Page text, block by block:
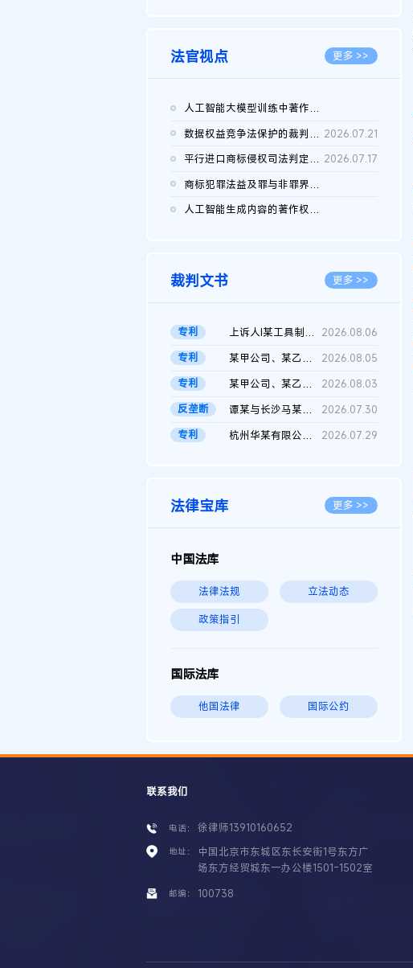
法官视点 更多 >>
人工智能大模型训练中著作权的合理使用
2026.07.28
数据权益竞争法保护的裁判路径构建 2026.07.21
平行进口商标侵权司法判定规则的困境与纾解 2026.07.17
商标犯罪法益及罪与非罪界限研究
人工智能生成内容的著作权司法认定：演进逻辑、现实困境与规则建...
裁判文书 更多 >>
专利 上诉人I某工具制品有限公司与被上诉人程某及一审被告中华人民共和...
2026.08.06
专利
某甲公司、某乙公司、某丙公司申请诉前行为保全复议裁定书
2026.08.05
专利
某甲公司、某乙公司、官某与某丙公司专利申请权权属纠纷 二审判决...
2026.08.03
反垄断
谭某与长沙马某堆农产品股份有限公司滥用市场支配地位纠纷二审裁...
2026.07.30
专利
杭州华某有限公司与菲某有限公司侵害发明专利权纠纷 2026.07.29
法律宝库 更多 >>
中国法库
法律法规 立法动态
政策指引
国际法库
他国法律 国际公约
联系我们
电话： 徐律师13910160652
地址：
中国北京市东城区东长安街1号东方广
场东方经贸城东一办公楼1501-1502室
邮编： 100738